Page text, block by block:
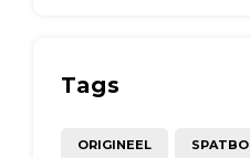
Tags
ORIGINEEL